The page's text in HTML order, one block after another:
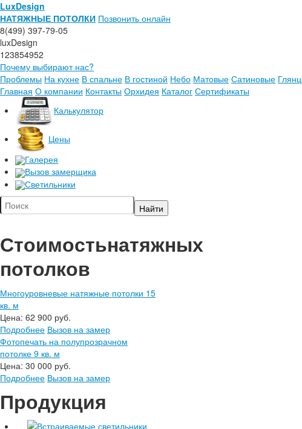
LuxDesign
НАТЯЖНЫЕ ПОТОЛКИ Позвонить онлайн
8(499) 397-79-05
luxDesign
123854952
Почему выбирают нас?
Проблемы На кухне В спальне В гостиной Небо Матовые Сатиновые
Главная О компании Контакты Орхидея Каталог Сертификаты
Калькулятор
Цены
Галерея
Вызов замерщика
Светильники
Стоимостьнатяжных
потолков
Многоуровневые натяжные потолки 15
кв. м
Цена: 62 900 руб.
Подробнее Вызов на замер
Фотопечать на полупрозрачном
потолке 9 кв. м
Цена: 30 000 руб.
Подробнее Вызов на замер
Продукция
Встраиваемые светильники